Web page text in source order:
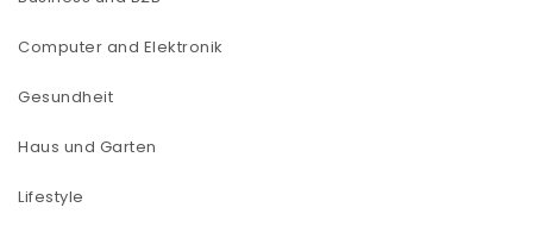
Computer and Elektronik
Gesundheit
Haus und Garten
Lifestyle